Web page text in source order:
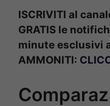
ISCRIVITI al
GRATIS le
minute esclusivi
AMMONITI: